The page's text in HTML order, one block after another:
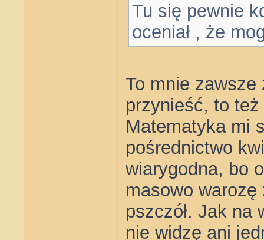
Tu się pewnie
oceniał , że
To mnie
przynieść, to
Matematyka mi
pośrednictwo
wiarygodna, bo
masowo
pszczół. Jak na
nie widzę ani